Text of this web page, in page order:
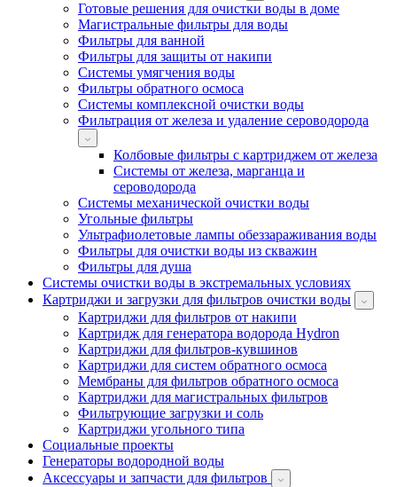
Готовые решения для очистки воды в доме
Магистральные фильтры для воды
Фильтры для ванной
Фильтры для защиты от накипи
Системы умягчения воды
Фильтры обратного осмоса
Системы комплексной очистки воды
Фильтрация от железа и удаление сероводорода
Колбовые фильтры с картриджем от железа
Системы от железа, марганца и
сероводорода
Системы механической очистки воды
Угольные фильтры
Ультрафиолетовые лампы обеззараживания воды
Фильтры для очистки воды из скважин
Фильтры для душа
Системы очистки воды в экстремальных условиях
Картриджи и загрузки для фильтров очистки воды
Картриджи для фильтров от накипи
Картридж для генератора водорода Hydron
Картриджи для фильтров-кувшинов
Картриджи для систем обратного осмоса
Мембраны для фильтров обратного осмоса
Картриджи для магистральных фильтров
Фильтрующие загрузки и соль
Картриджи угольного типа
Социальные проекты
Генераторы водородной воды
Аксессуары и запчасти для фильтров